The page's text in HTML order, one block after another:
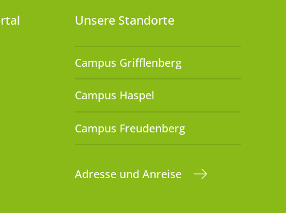
Unsere Standorte
Campus Grifflenberg
Campus Haspel
Campus Freudenberg
Adresse und Anreise